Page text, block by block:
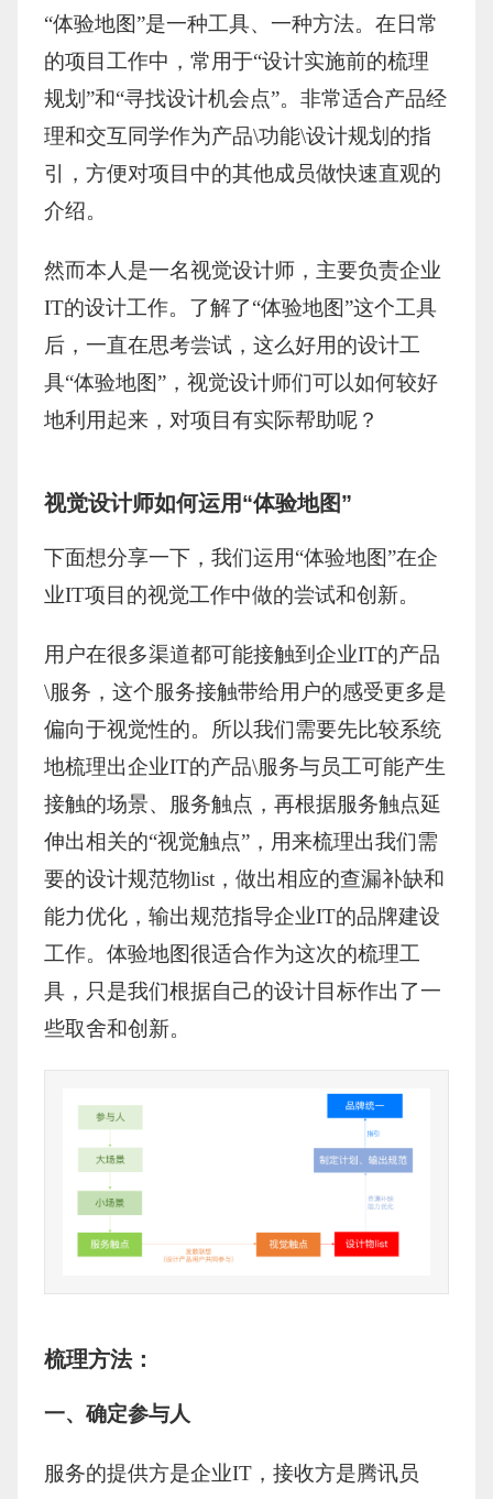
“体验地图”是一种工具、一种方法。在日常
的项目工作中，常用于“设计实施前的梳理
规划”和“寻找设计机会点”。非常适合产品经
理和交互同学作为产品\功能\设计规划的指
引，方便对项目中的其他成员做快速直观的
介绍。
然而本人是一名视觉设计师，主要负责企业
IT的设计工作。了解了“体验地图”这个工具
后，一直在思考尝试，这么好用的设计工
具“体验地图”，视觉设计师们可以如何较好
地利用起来，对项目有实际帮助呢？
视觉设计师如何运用“体验地图”
下面想分享一下，我们运用“体验地图”在企
业IT项目的视觉工作中做的尝试和创新。
用户在很多渠道都可能接触到企业IT的产品
\服务，这个服务接触带给用户的感受更多是
偏向于视觉性的。所以我们需要先比较系统
地梳理出企业IT的产品\服务与员工可能产生
接触的场景、服务触点，再根据服务触点延
伸出相关的“视觉触点”，用来梳理出我们需
要的设计规范物list，做出相应的查漏补缺和
能力优化，输出规范指导企业IT的品牌建设
工作。体验地图很适合作为这次的梳理工
具，只是我们根据自己的设计目标作出了一
些取舍和创新。
梳理方法：
一、确定参与人
服务的提供方是企业IT，接收方是腾讯员